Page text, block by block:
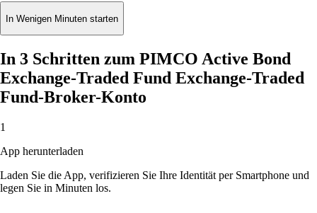
In Wenigen Minuten starten
In 3 Schritten zum PIMCO Active Bond
Exchange-Traded Fund Exchange-Traded
Fund-Broker-Konto
1
App herunterladen
Laden Sie die App, verifizieren Sie Ihre Identität per Smartphone und
legen Sie in Minuten los.